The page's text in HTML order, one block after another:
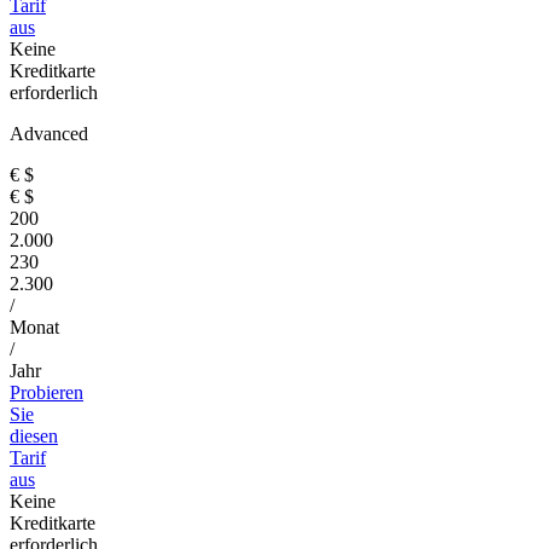
Tarif
aus
Keine
Kreditkarte
erforderlich
Advanced
€ $
€ $
200
2.000
230
2.300
/
Monat
/
Jahr
Probieren
Sie
diesen
Tarif
aus
Keine
Kreditkarte